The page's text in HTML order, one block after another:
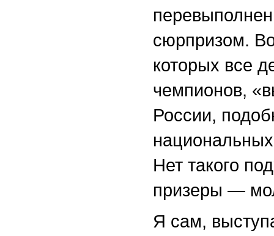
сюрпризом.
которых все
чемпионов,
России,
Нет такого
призеры —
Я сам,